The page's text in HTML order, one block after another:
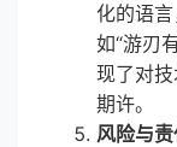
化的语
如“游刃
现了对
期许。
风险与责